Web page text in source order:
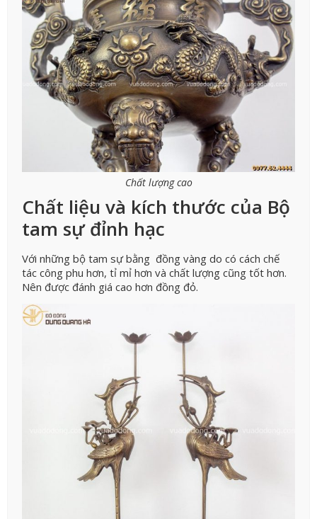
Chất lượng cao
Chất liệu và kích thước của Bộ
tam sự đỉnh hạc
Với những bộ tam sự bằng đồng vàng do có cách chế
tác công phu hơn, tỉ mỉ hơn và chất lượng cũng tốt hơn.
Nên được đánh giá cao hơn đồng đỏ.